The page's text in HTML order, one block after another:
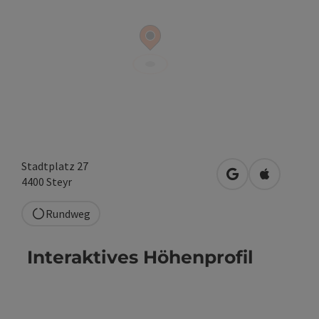
Stadtplatz 27
4400 Steyr in Google Maps
in Apple
Rundweg
Interaktives Höhenprofil